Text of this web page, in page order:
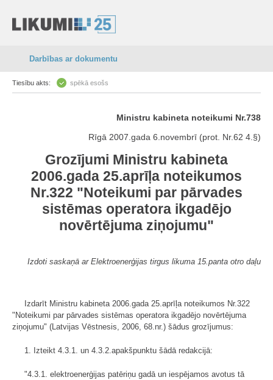
Darbības ar dokumentu
Tiesību akts: spēkā esošs
Ministru kabineta noteikumi Nr.738
Rīgā 2007.gada 6.novembrī (prot. Nr.62 4.§)
Grozījumi Ministru kabineta
2006.gada 25.aprīļa noteikumos
Nr.322 "Noteikumi par pārvades
sistēmas operatora ikgadējo
novērtējuma ziņojumu"
Izdoti saskaņā ar Elektroenerģijas tirgus likuma 15.panta otro daļu
Izdarīt Ministru kabineta 2006.gada 25.aprīļa noteikumos Nr.322
"Noteikumi par pārvades sistēmas operatora ikgadējo novērtējuma
ziņojumu" (Latvijas Vēstnesis, 2006, 68.nr.) šādus grozījumus:
1. Izteikt 4.3.1. un 4.3.2.apakšpunktu šādā redakcijā:
"4.3.1. elektroenerģijas patēriņu gadā un iespējamos avotus tā